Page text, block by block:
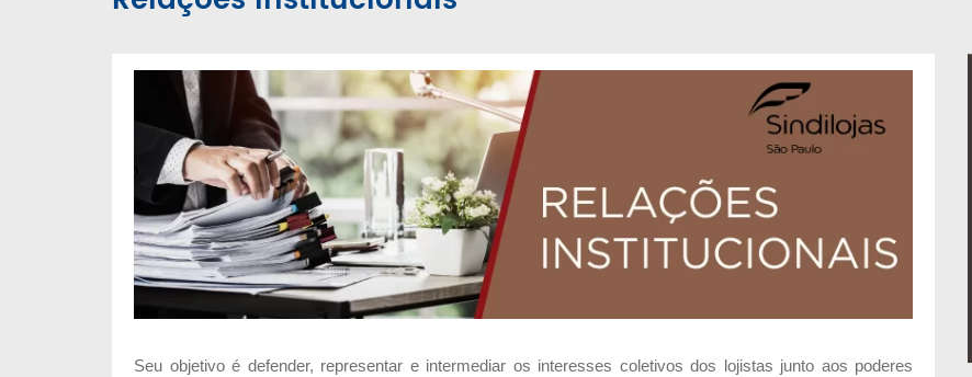
Seu objetivo é defender, representar e intermediar os interesses coletivos dos lojistas junto aos poderes